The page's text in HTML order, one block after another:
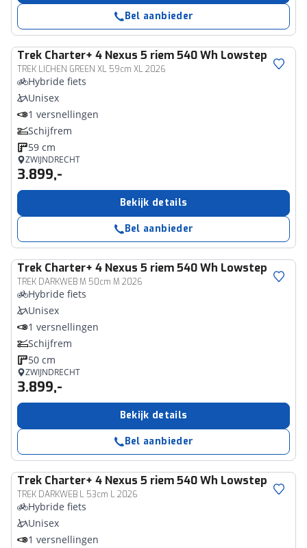
Bel aanbieder
Trek Charter+ 4 Nexus 5 riem 540 Wh Lowstep
TREK LICHEN GREEN XL 59cm XL 2026
Hybride fiets
Unisex
1 versnellingen
Schijfrem
59 cm
ZWIJNDRECHT
3.899,-
Bekijk details
Bel aanbieder
Trek Charter+ 4 Nexus 5 riem 540 Wh Lowstep
TREK DARKWEB M 50cm M 2026
Hybride fiets
Unisex
1 versnellingen
Schijfrem
50 cm
ZWIJNDRECHT
3.899,-
Bekijk details
Bel aanbieder
Trek Charter+ 4 Nexus 5 riem 540 Wh Lowstep
TREK DARKWEB L 53cm L 2026
Hybride fiets
Unisex
1 versnellingen